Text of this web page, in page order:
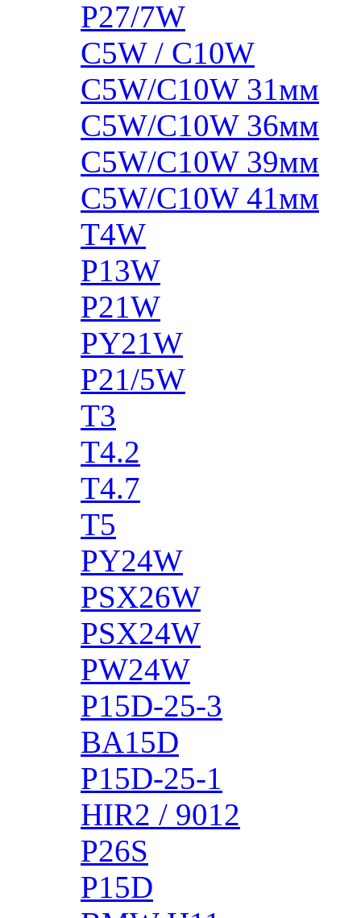
P27/7W
C5W / C10W
C5W/C10W 31мм
C5W/C10W 36мм
C5W/C10W 39мм
C5W/C10W 41мм
T4W
P13W
P21W
PY21W
P21/5W
T3
T4.2
T4.7
T5
PY24W
PSX26W
PSX24W
PW24W
P15D-25-3
BA15D
P15D-25-1
HIR2 / 9012
P26S
P15D